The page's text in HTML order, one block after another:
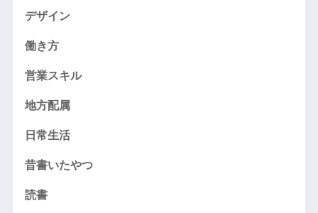
デザイン
働き方
営業スキル
地方配属
日常生活
昔書いたやつ
読書